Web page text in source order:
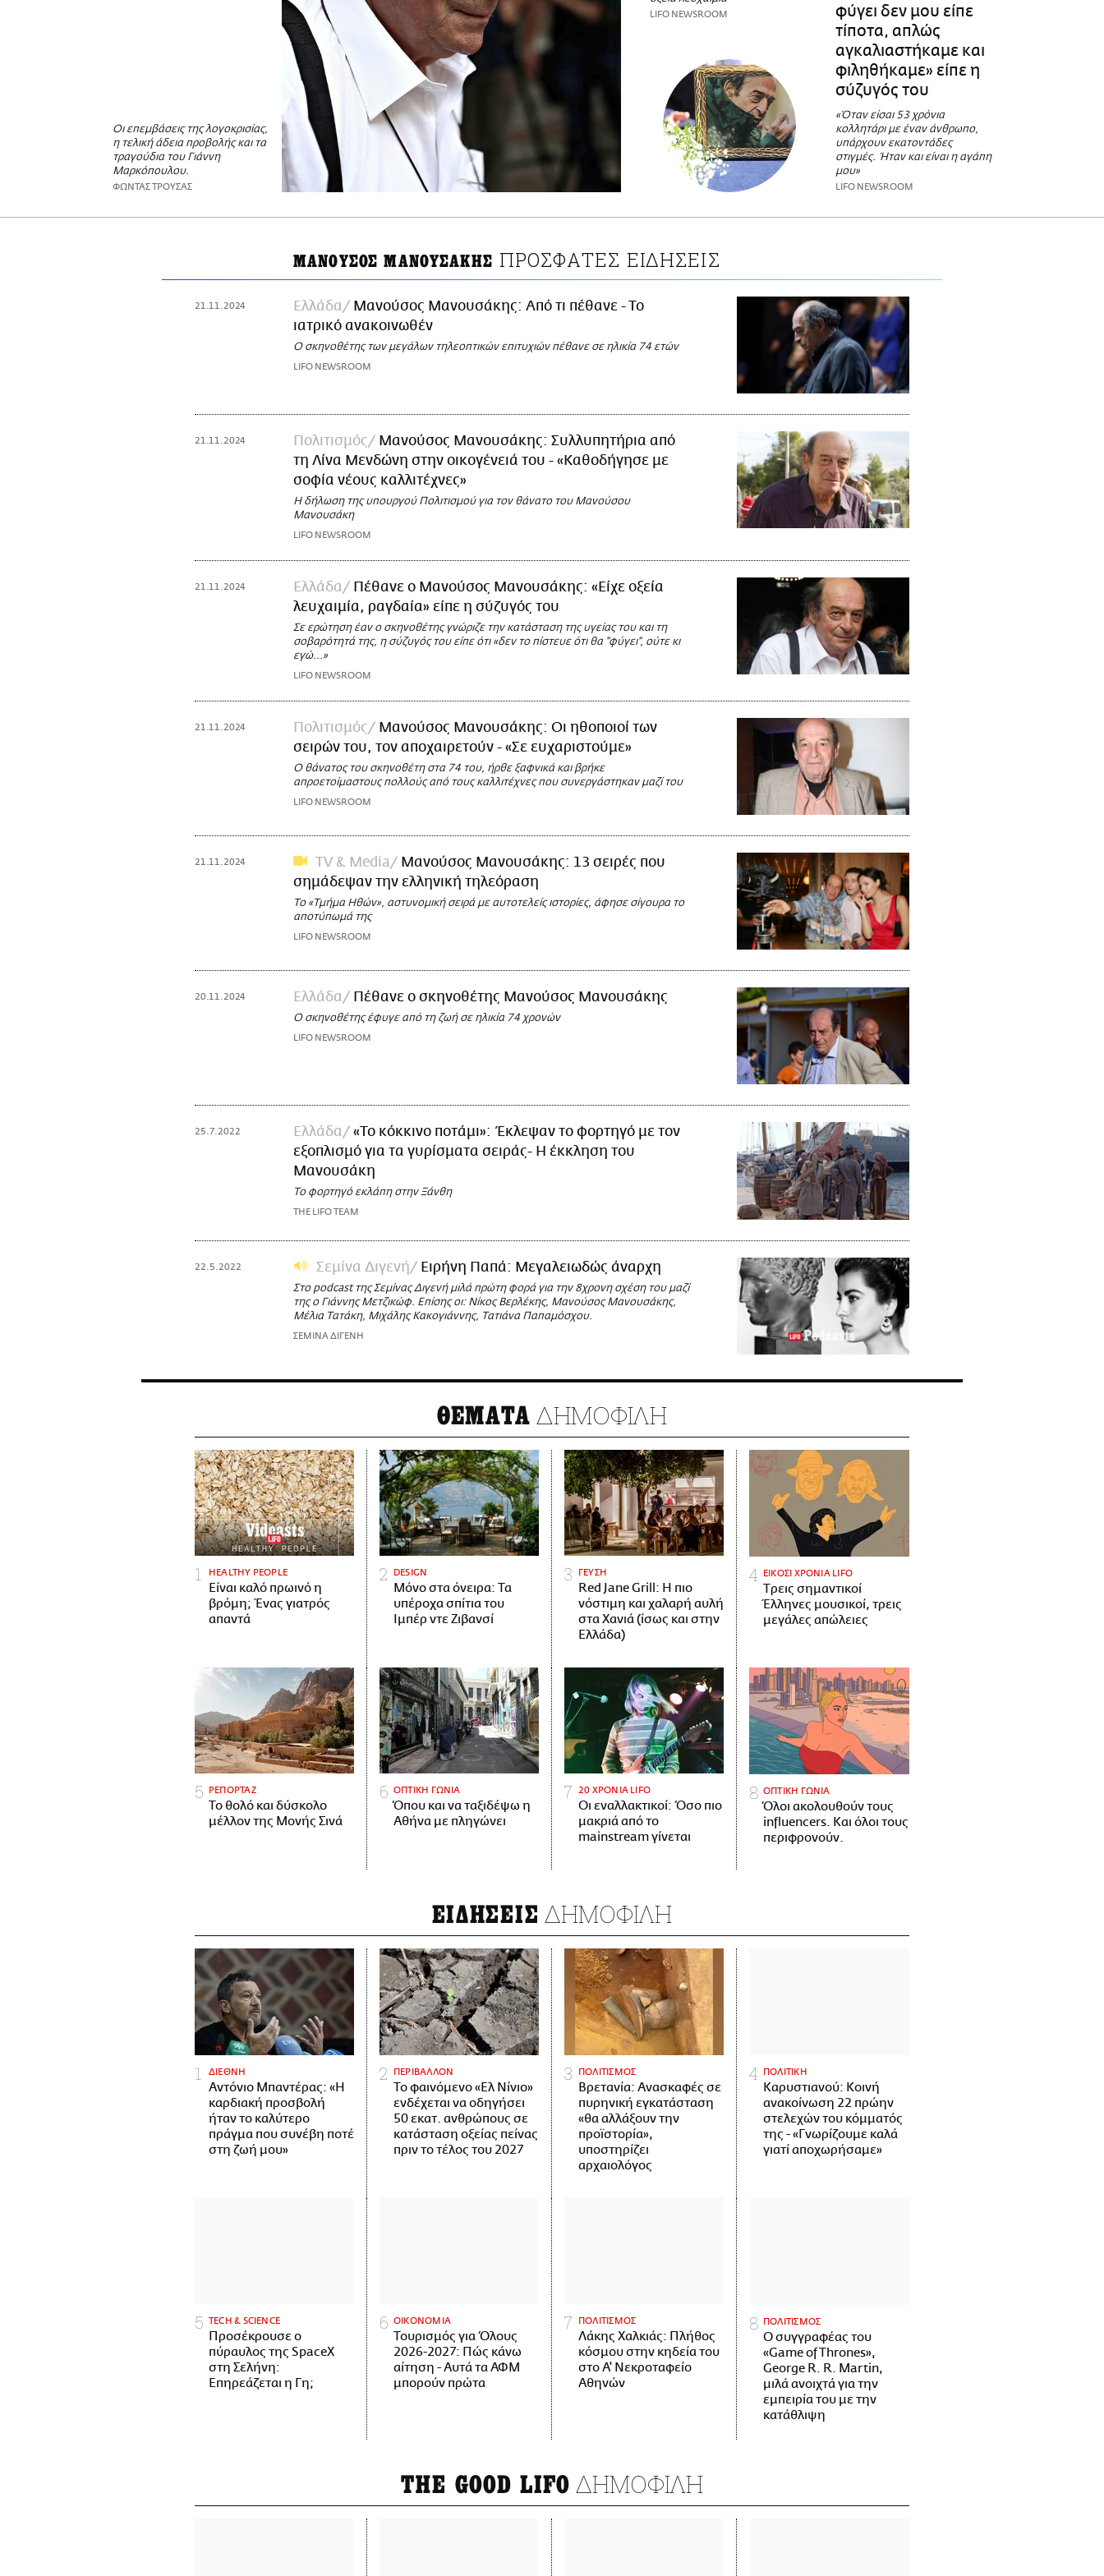
Οι επεμβάσεις της λογοκρισίας,
η τελική άδεια προβολής και τα
τραγούδια του Γιάννη
Μαρκόπουλου.
ΦΩΝΤΑΣ ΤΡΟΥΣΑΣ
LIFO NEWSROOM
φύγει δεν μου είπε
τίποτα, απλώς
αγκαλιαστήκαμε και
φιληθήκαμε» είπε η
σύζυγός του
«Όταν είσαι 53 χρόνια
κολλητάρι με έναν άνθρωπο,
υπάρχουν εκατοντάδες
στιγμές. Ήταν και είναι η αγάπη
μου»
LIFO NEWSROOM
ΜΑΝΟΥΣΟΣ ΜΑΝΟΥΣΑΚΗΣ ΠΡΟΣΦΑΤΕΣ ΕΙΔΗΣΕΙΣ
21.11.2024 Ελλάδα
Μανούσος Μανουσάκης: Από τι πέθανε - Το
ιατρικό ανακοινωθέν
Ο σκηνοθέτης των μεγάλων τηλεοπτικών επιτυχιών πέθανε σε ηλικία 74 ετών
LIFO NEWSROOM
21.11.2024 Πολιτισμός
Μανούσος Μανουσάκης: Συλλυπητήρια από
τη Λίνα Μενδώνη στην οικογένειά του - «Καθοδήγησε με
σοφία νέους καλλιτέχνες»
Η δήλωση της υπουργού Πολιτισμού για τον θάνατο του Μανούσου
Μανουσάκη
LIFO NEWSROOM
21.11.2024 Ελλάδα
Πέθανε ο Μανούσος Μανουσάκης: «Είχε οξεία
λευχαιμία, ραγδαία» είπε η σύζυγός του
Σε ερώτηση έαν ο σκηνοθέτης γνώριζε την κατάσταση της υγείας του και τη
σοβαρότητά της, η σύζυγός του είπε ότι «δεν το πίστευε ότι θα ''φύγει'', ούτε κι
εγώ...»
LIFO NEWSROOM
21.11.2024 Πολιτισμός
Μανούσος Μανουσάκης: Οι ηθοποιοί των
σειρών του, τον αποχαιρετούν - «Σε ευχαριστούμε»
Ο θάνατος του σκηνοθέτη στα 74 του, ήρθε ξαφνικά και βρήκε
απροετοίμαστους πολλούς από τους καλλιτέχνες που συνεργάστηκαν μαζί του
LIFO NEWSROOM
21.11.2024 TV & Media
Μανούσος Μανουσάκης: 13 σειρές που
σημάδεψαν την ελληνική τηλεόραση
Το «Τμήμα Ηθών», αστυνομική σειρά με αυτοτελείς ιστορίες, άφησε σίγουρα το
αποτύπωμά της
LIFO NEWSROOM
20.11.2024 Ελλάδα Πέθανε ο σκηνοθέτης Μανούσος Μανουσάκης
Ο σκηνοθέτης έφυγε από τη ζωή σε ηλικία 74 χρονών
LIFO NEWSROOM
25.7.2022 Ελλάδα
«Το κόκκινο ποτάμι»: Έκλεψαν το φορτηγό με τον
εξοπλισμό για τα γυρίσματα σειράς- Η έκκληση του
Μανουσάκη
Το φορτηγό εκλάπη στην Ξάνθη
THE LIFO TEAM
22.5.2022 Σεμίνα Διγενή Ειρήνη Παπά: Μεγαλειωδώς άναρχη
Στο podcast της Σεμίνας Διγενή μιλά πρώτη φορά για την 8χρονη σχέση του μαζί
της ο Γιάννης Μετζικώφ. Επίσης οι: Νίκος Βερλέκης, Μανούσος Μανουσάκης,
Μέλια Τατάκη, Μιχάλης Κακογιάννης, Τατιάνα Παπαμόσχου.
ΣΕΜΙΝΑ ΔΙΓΕΝΗ
ΘΕΜΑΤΑ ΔΗΜΟΦΙΛΗ
HEALTHY PEOPLE
Είναι καλό πρωινό η
βρόμη; Ένας γιατρός
απαντά
DESIGN
Μόνο στα όνειρα: Τα
υπέροχα σπίτια του
Ιμπέρ ντε Ζιβανσί
ΓΕΥΣΗ
Red Jane Grill: Η πιο
νόστιμη και χαλαρή αυλή
στα Χανιά (ίσως και στην
Ελλάδα)
ΕΙΚΟΣΙ ΧΡΟΝΙΑ LIFO
Tρεις σημαντικοί
Έλληνες μουσικοί, τρεις
μεγάλες απώλειες
ΡΕΠΟΡΤΑΖ
Το θολό και δύσκολο
μέλλον της Μονής Σινά
ΟΠΤΙΚΗ ΓΩΝΙΑ
Όπου και να ταξιδέψω η
Αθήνα με πληγώνει
20 ΧΡΟΝΙΑ LIFO
Οι εναλλακτικοί: Όσο πιο
μακριά από το
mainstream γίνεται
ΟΠΤΙΚΗ ΓΩΝΙΑ
Όλοι ακολουθούν τους
influencers. Και όλοι τους
περιφρονούν.
ΕΙΔΗΣΕΙΣ ΔΗΜΟΦΙΛΗ
ΔΙΕΘΝΗ
Αντόνιο Μπαντέρας: «Η
καρδιακή προσβολή
ήταν το καλύτερο
πράγμα που συνέβη ποτέ
στη ζωή μου»
ΠΕΡΙΒΑΛΛΟΝ
Το φαινόμενο «Ελ Νίνιο»
ενδέχεται να οδηγήσει
50 εκατ. ανθρώπους σε
κατάσταση οξείας πείνας
πριν το τέλος του 2027
ΠΟΛΙΤΙΣΜΟΣ
Βρετανία: Ανασκαφές σε
πυρηνική εγκατάσταση
«θα αλλάξουν την
προϊστορία»,
υποστηρίζει
αρχαιολόγος
ΠΟΛΙΤΙΚΗ
Καρυστιανού: Κοινή
ανακοίνωση 22 πρώην
στελεχών του κόμματός
της - «Γνωρίζουμε καλά
γιατί αποχωρήσαμε»
ΤECH & SCIENCE
Προσέκρουσε ο
πύραυλος της SpaceX
στη Σελήνη:
Επηρεάζεται η Γη;
ΟΙΚΟΝΟΜΙΑ
Τουρισμός για Όλους
2026-2027: Πώς κάνω
αίτηση - Αυτά τα ΑΦΜ
μπορούν πρώτα
ΠΟΛΙΤΙΣΜΟΣ
Λάκης Χαλκιάς: Πλήθος
κόσμου στην κηδεία του
στο Α' Νεκροταφείο
Αθηνών
ΠΟΛΙΤΙΣΜΟΣ
Ο συγγραφέας του
«Game of Thrones»,
George R. R. Martin,
μιλά ανοιχτά για την
εμπειρία του με την
κατάθλιψη
THE GOOD LIFO ΔΗΜΟΦΙΛΗ